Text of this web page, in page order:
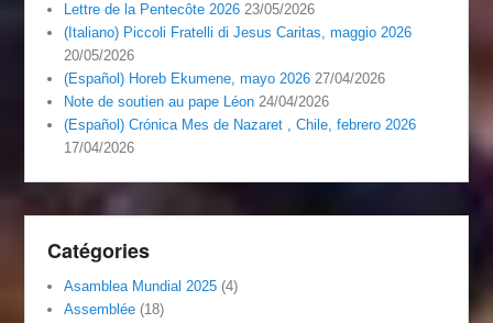
Lettre de la Pentecôte 2026 23/05/2026
(Italiano) Piccoli Fratelli di Jesus Caritas, maggio 2026
20/05/2026
(Español) Horeb Ekumene, mayo 2026 27/04/2026
Note de soutien au pape Léon 24/04/2026
(Español) Crónica Mes de Nazaret , Chile, febrero 2026
17/04/2026
Catégories
Asamblea Mundial 2025 (4)
Assemblée (18)